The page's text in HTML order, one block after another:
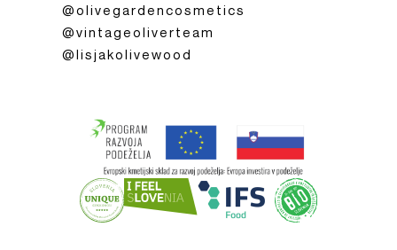
@olivegardencosmetics
@vintageoliverteam
@lisjakolivewood